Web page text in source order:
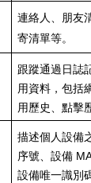
連絡人、朋友
寄清單等。
跟蹤通過日誌
用資料，包括
用歷史、點擊
描述個人設備
序號、設備
設備唯一識別